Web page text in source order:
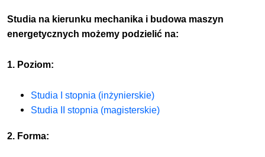
Studia na kierunku mechanika i budowa maszyn
energetycznych możemy podzielić na:
1. Poziom:
Studia I stopnia (inżynierskie)
Studia II stopnia (magisterskie)
2. Forma: